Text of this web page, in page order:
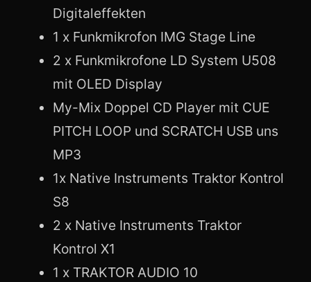
Digitaleffekten
1 x Funkmikrofon IMG Stage Line
2 x Funkmikrofone LD System U508
mit OLED Display
My-Mix Doppel CD Player mit CUE
PITCH LOOP und SCRATCH USB uns
MP3
1x Native Instruments Traktor Kontrol
S8
2 x Native Instruments Traktor
Kontrol X1
1 x TRAKTOR AUDIO 10